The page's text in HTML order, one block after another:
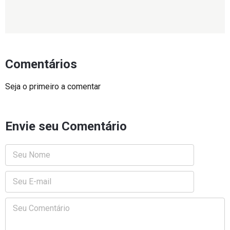
Comentários
Seja o primeiro a comentar
Envie seu Comentário